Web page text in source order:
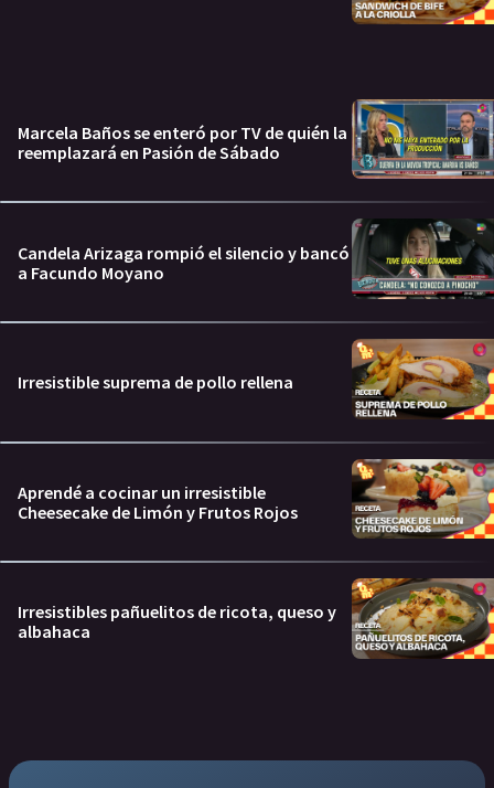
Marcela Baños se enteró por TV de quién la
reemplazará en Pasión de Sábado
Candela Arizaga rompió el silencio y bancó
a Facundo Moyano
Irresistible suprema de pollo rellena
Aprendé a cocinar un irresistible
Cheesecake de Limón y Frutos Rojos
Irresistibles pañuelitos de ricota, queso y
albahaca